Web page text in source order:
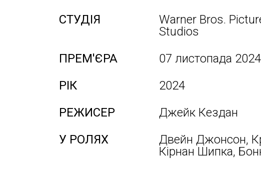
СТУДІЯ
Warner Bros.
Studios
ПРЕМ'ЄРА
07 листопада 2024
РІК
2024
РЕЖИСЕР
Джейк Кездан
У РОЛЯХ
Двейн Джонсон,
Кірнан Шипка,